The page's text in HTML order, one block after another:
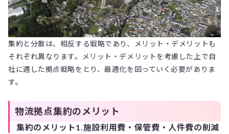
集約と分散は、相反する戦略であり、メリット・デメリットも
それぞれ異なります。メリット・デメリットを考慮した上で自
社に適した拠点戦略をとり、最適化を図っていく必要がありま
す。
物流拠点集約のメリット
集約のメリット1.施設利用費・保管費・人件費の削減